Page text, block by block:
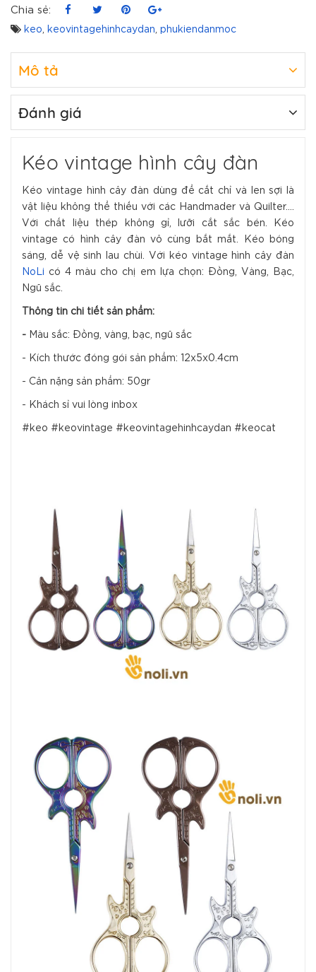
Chia sẻ:
keo keovintagehinhcaydan phukiendanmoc
Mô tả
Đánh giá
Kéo vintage hình cây đàn
Kéo vintage hình cây đàn dùng để cắt chỉ và len sợi là
vật liệu không thể thiếu với các Handmader và Quilter....
Với chất liệu thép không gỉ, lưỡi cắt sắc bén. Kéo
vintage có hình cây đàn vô cùng bắt mắt. Kéo bóng
sáng, dễ vệ sinh lau chùi. Với kéo vintage hình cây đàn
NoLi
có 4 màu cho chị em lựa chọn: Đồng, Vàng, Bạc,
Ngũ sắc.
Thông tin chi tiết sản phẩm:
- Màu sắc: Đồng, vàng, bạc, ngũ sắc
- Kích thước đóng gói sản phẩm: 12x5x0.4cm
- Cân nặng sản phẩm: 50gr
- Khách sỉ vui lòng inbox
#keo #keovintage #keovintagehinhcaydan #keocat